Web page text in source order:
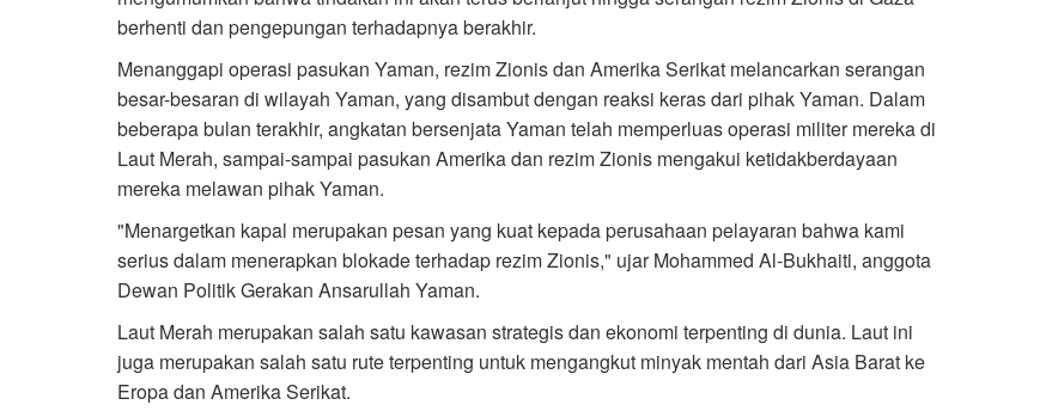
berhenti dan pengepungan terhadapnya berakhir.
Menanggapi operasi pasukan Yaman, rezim Zionis dan Amerika Serikat melancarkan serangan
besar-besaran di wilayah Yaman, yang disambut dengan reaksi keras dari pihak Yaman. Dalam
beberapa bulan terakhir, angkatan bersenjata Yaman telah memperluas operasi militer mereka di
Laut Merah, sampai-sampai pasukan Amerika dan rezim Zionis mengakui ketidakberdayaan
mereka melawan pihak Yaman.
"Menargetkan kapal merupakan pesan yang kuat kepada perusahaan pelayaran bahwa kami
serius dalam menerapkan blokade terhadap rezim Zionis," ujar Mohammed Al-Bukhaiti, anggota
Dewan Politik Gerakan Ansarullah Yaman.
Laut Merah merupakan salah satu kawasan strategis dan ekonomi terpenting di dunia. Laut ini
juga merupakan salah satu rute terpenting untuk mengangkut minyak mentah dari Asia Barat ke
Eropa dan Amerika Serikat.